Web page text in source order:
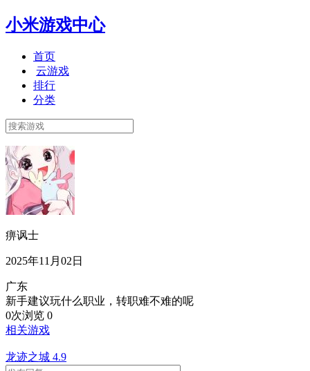
小米游戏中心
首页
云游戏
排行
分类
痹讽士
2025年11月02日
广东
新手建议玩什么职业，转职难不难的呢
0次浏览 0
相关游戏
龙迹之城 4.9